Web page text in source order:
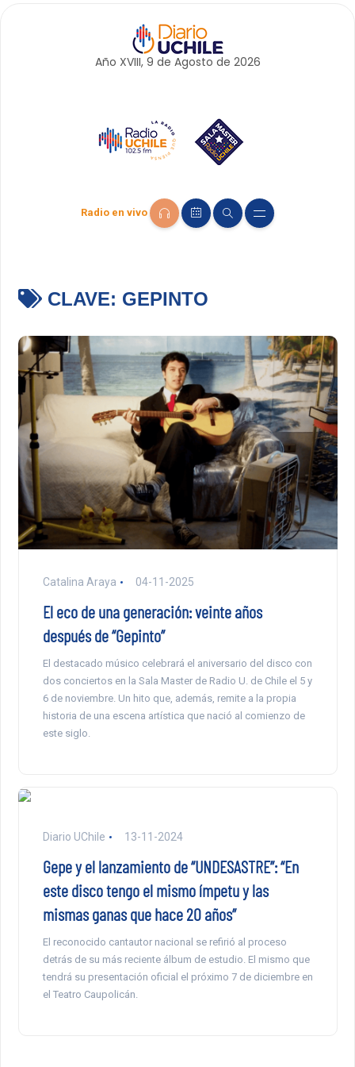
Año XVIII, 9 de Agosto de 2026
Radio en vivo
CLAVE: GEPINTO
Catalina Araya 04-11-2025
El eco de una generación: veinte años
después de “Gepinto”
El destacado músico celebrará el aniversario del disco con
dos conciertos en la Sala Master de Radio U. de Chile el 5 y
6 de noviembre. Un hito que, además, remite a la propia
historia de una escena artística que nació al comienzo de
este siglo.
Diario UChile 13-11-2024
Gepe y el lanzamiento de “UNDESASTRE”: “En
este disco tengo el mismo ímpetu y las
mismas ganas que hace 20 años”
El reconocido cantautor nacional se refirió al proceso
detrás de su más reciente álbum de estudio. El mismo que
tendrá su presentación oficial el próximo 7 de diciembre en
el Teatro Caupolicán.